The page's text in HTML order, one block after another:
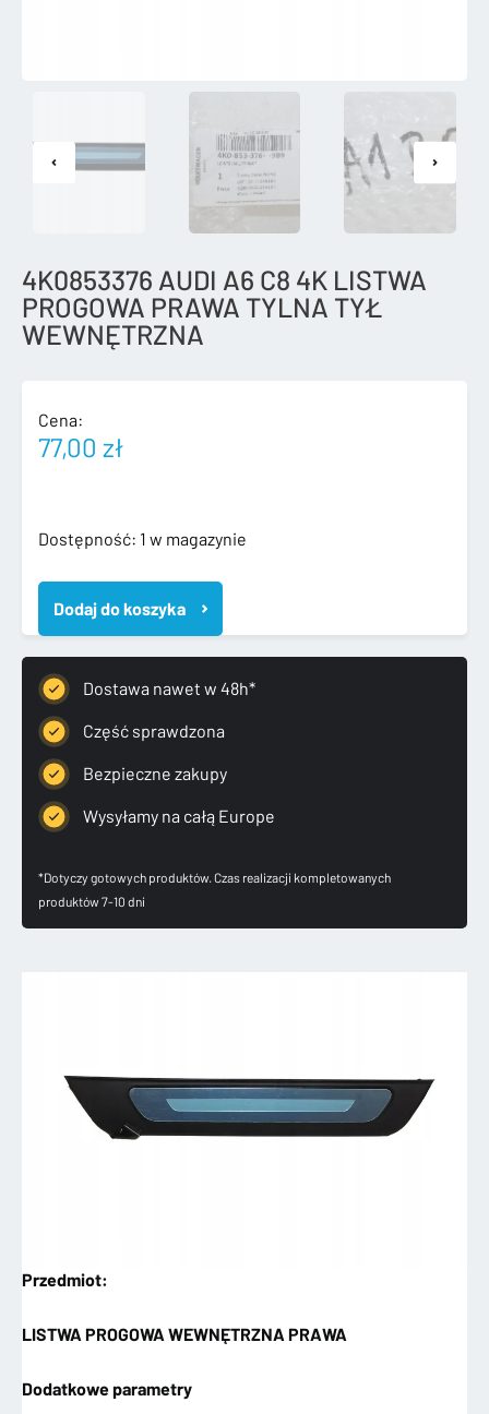
4K0853376 AUDI A6 C8 4K LISTWA
PROGOWA PRAWA TYLNA TYŁ
WEWNĘTRZNA
Cena:
77,00 zł
Dostępność: 1 w magazynie
ilość
AUDI
A6
C8
4K
LISTWA
PROGOWA
PRAWA
TYLNA
TYŁ
WEWNĘTRZNA
Dodaj do koszyka
Dostawa nawet w 48h*
Część sprawdzona
Bezpieczne zakupy
Wysyłamy na całą Europe
*Dotyczy gotowych produktów. Czas realizacji kompletowanych
produktów 7-10 dni
Przedmiot:
LISTWA PROGOWA WEWNĘTRZNA PRAWA
Dodatkowe parametry